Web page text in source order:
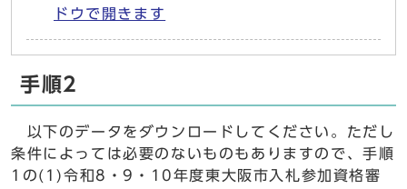
ドウで開きます
手順2
以下のデータをダウンロードしてください。ただし
条件によっては必要のないものもありますので、手順
1の(1)令和8・9・10年度東大阪市入札参加資格審